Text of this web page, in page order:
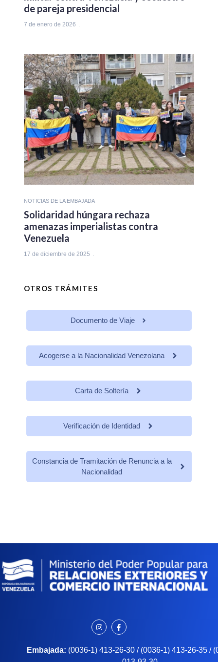
de pareja presidencial
7 de enero de 2026
NOTICIAS DE LA EMBAJADA
Solidaridad húngara rechaza
amenazas imperialistas contra
Venezuela
17 de diciembre de 2025
OTROS TRÁMITES
Documento de Viaje
Acogerse a la Nacionalidad Venezolana
Carta de Soltería
Verificación de Identidad
Constancia de Tramitación de Renuncia a la
Nacionalidad
Embajada: (0036-1) 413-26-30 / (0036-1) 413-26-35 /